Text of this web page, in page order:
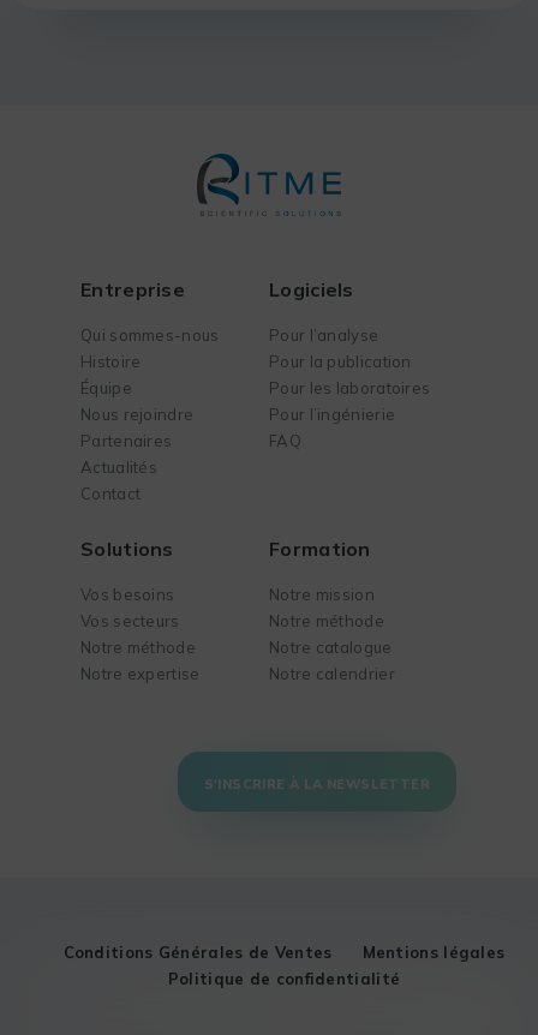
Entreprise
Qui sommes-nous
Histoire
Équipe
Nous rejoindre
Partenaires
Actualités
Contact
Logiciels
Pour l’analyse
Pour la publication
Pour les laboratoires
Pour l’ingénierie
FAQ
Solutions
Vos besoins
Vos secteurs
Notre méthode
Notre expertise
Formation
Notre mission
Notre méthode
Notre catalogue
Notre calendrier
S'INSCRIRE À LA NEWSLETTER
Conditions Générales de Ventes
Mentions légales
Politique de confidentialité